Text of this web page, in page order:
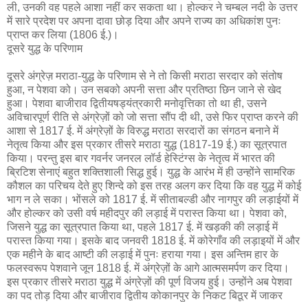
ली, उनकी वह पहले आशा नहीं कर सकता था। होल्कर ने चम्बल नदी के उत्तर
में सारे प्रदेश पर अपना दावा छोड़ दिया और अपने राज्य का अधिकांश पुनः
प्राप्त कर लिया (1806 ई.)।
दूसरे युद्ध के परिणाम
दूसरे अंग्रेज़ मराठा-युद्ध के परिणाम से ने तो किसी मराठा सरदार को संतोष
हुआ, न पेशवा को। उन सबको अपनी सत्ता और प्रतिष्ठा छिन जाने से खेद
हुआ। पेशवा बाजीराव द्वितीयषड्यंत्रकारी मनोवृत्तिका तो था ही, उसने
अविचारपूर्ण रीति से अंग्रेज़ों को जो सत्ता सौंप दी थी, उसे फिर प्राप्त करने की
आशा से 1817 ई. में अंग्रेज़ों के विरुद्ध मराठा सरदारों का संगठन बनाने में
नेतृत्व किया और इस प्रकार तीसरे मराठा युद्ध (1817-19 ई.) का सूत्रपात
किया। परन्तु इस बार गवर्नर जनरल लॉर्ड हेस्टिंग्स के नेतृत्व में भारत की
ब्रिटिश सेनाएं बहुत शक्तिशाली सिद्ध हुई। युद्ध के आरंभ में ही उन्होंने सामरिक
कौशल का परिचय देते हुए शिन्दे को इस तरह अलग कर दिया कि वह युद्ध में कोई
भाग न ले सका। भोंसले को 1817 ई. में सीताबल्डी और नागपुर की लड़ाईयों में
और होल्कर को उसी वर्ष महीदपुर की लड़ाई में परास्त किया था। पेशवा को,
जिसने युद्ध का सूत्रपात किया था, पहले 1817 ई. में खड़की की लड़ाई में
परास्त किया गया। इसके बाद जनवरी 1818 ई. में कोरेगाँव की लड़ाइयों में और
एक महीने के बाद आष्टी की लड़ाई में पुनः हराया गया। इस अन्तिम हार के
फलस्वरूप पेशवाने जून 1818 ई. में अंग्रेज़ों के आगे आत्मसमर्पण कर दिया।
इस प्रकार तीसरे मराठा युद्ध में अंग्रेज़ों की पूर्ण विजय हुई। उन्होंने अब पेशवा
का पद तोड़ दिया और बाजीराव द्वितीय कोकानपुर के निकट बिठूर में जाकर